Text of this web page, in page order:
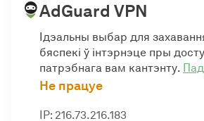
AdGuard VPN
Ідэальны выбар для
бяспекі ў інтэрнэце пры
патрэбнага вам кантэнту.
Не працуе
IP: 216.73.216.183